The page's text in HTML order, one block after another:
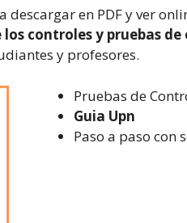
en PDF y ver
los controles y pruebas
y profesores.
Pruebas de
Guia Upn
Paso a paso con